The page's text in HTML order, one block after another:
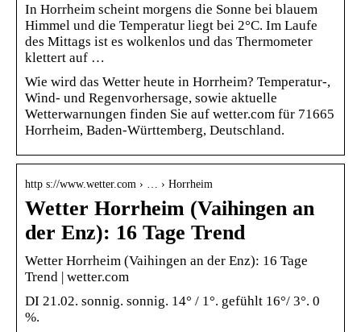
In Horrheim scheint morgens die Sonne bei blauem
Himmel und die Temperatur liegt bei 2°C. Im Laufe
des Mittags ist es wolkenlos und das Thermometer
klettert auf …
Wie wird das Wetter heute in Horrheim? Temperatur-,
Wind- und Regenvorhersage, sowie aktuelle
Wetterwarnungen finden Sie auf wetter.com für 71665
Horrheim, Baden-Württemberg, Deutschland.
http s://www.wetter.com › … › Horrheim
Wetter Horrheim (Vaihingen an
der Enz): 16 Tage Trend
Wetter Horrheim (Vaihingen an der Enz): 16 Tage
Trend | wetter.com
DI 21.02. sonnig. sonnig. 14° / 1°. gefühlt 16°/ 3°. 0
%.